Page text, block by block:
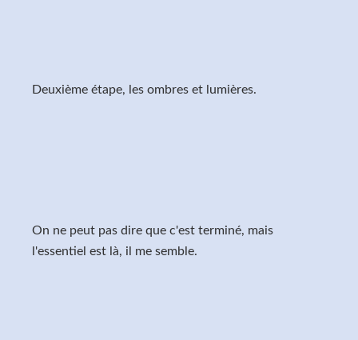
Deuxième étape, les ombres et lumières.
On ne peut pas dire que c'est terminé, mais
l'essentiel est là, il me semble.